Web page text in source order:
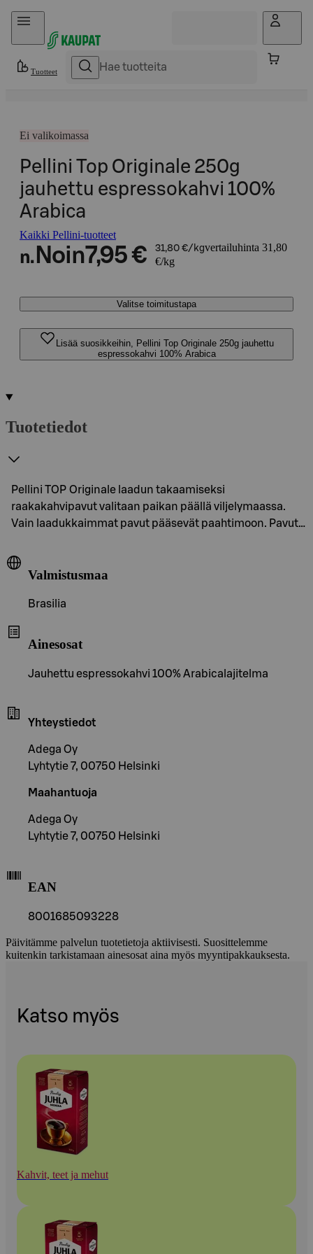
Hyppää sisältöön
Tuotteet
Ei valikoimassa
Pellini Top Originale 250g
jauhettu espressokahvi 100%
Arabica
Kaikki Pellini-tuotteet
n. Noin7,95 € 31,80 €/kgvertailuhinta 31,80
€/kg
Valitse toimitustapa
Lisää suosikkeihin, Pellini Top Originale 250g jauhettu
espressokahvi 100% Arabica
Tuotetiedot
Pellini TOP Originale laadun takaamiseksi
raakakahvipavut valitaan paikan päällä viljelymaassa.
Vain laadukkaimmat pavut pääsevät paahtimoon. Pavut…
Valmistusmaa
Brasilia
Ainesosat
Jauhettu espressokahvi 100% Arabicalajitelma
Yhteystiedot
Adega Oy
Lyhtytie 7, 00750 Helsinki
Maahantuoja
Adega Oy
Lyhtytie 7, 00750 Helsinki
EAN
8001685093228
Päivitämme palvelun tuotetietoja aktiivisesti. Suosittelemme
kuitenkin tarkistamaan ainesosat aina myös myyntipakkauksesta.
Katso myös
Kahvit, teet ja mehut